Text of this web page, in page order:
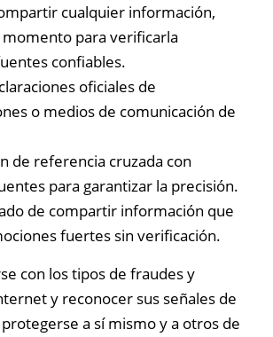
cualquier información,
para verificarla
confiables.
oficiales de
o medios de comunicación de
de referencia cruzada con
para garantizar la precisión.
de compartir información que
fuertes sin verificación.
con los tipos de fraudes y
y reconocer sus señales de
a sí mismo y a otros de